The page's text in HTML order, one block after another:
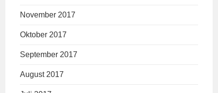
November 2017
Oktober 2017
September 2017
August 2017